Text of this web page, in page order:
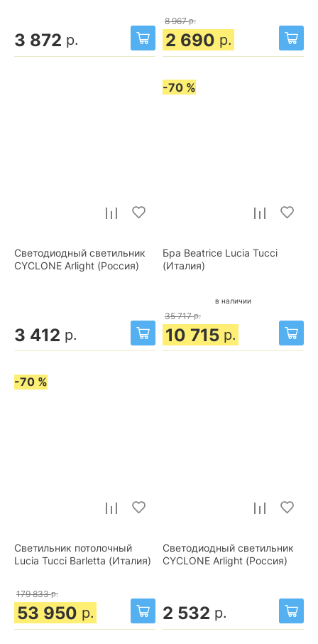
3 872 р.
8 967 р.
2 690 р.
Светодиодный светильник
CYCLONE Arlight (Россия)
3 412 р.
-70 %
Бра Beatrice Lucia Tucci
(Италия)
в наличии
35 717 р.
10 715 р.
-70 %
Светильник потолочный
Lucia Tucci Barletta (Италия)
179 833 р.
53 950 р.
Светодиодный светильник
CYCLONE Arlight (Россия)
2 532 р.